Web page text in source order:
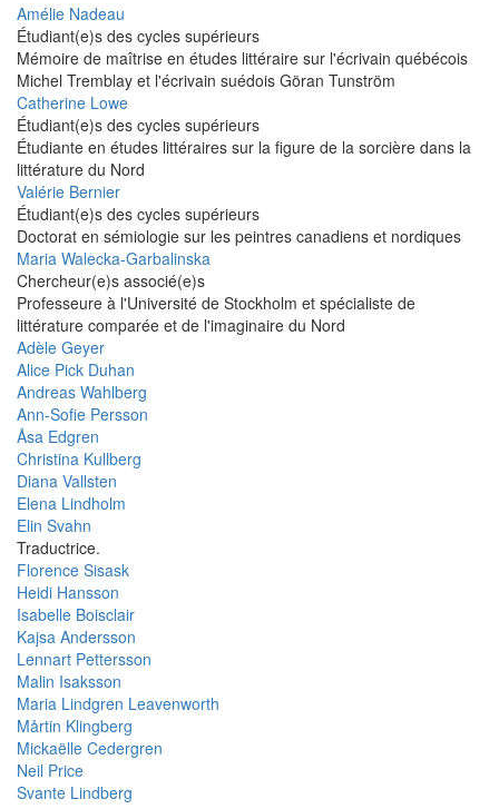
Amélie Nadeau
Étudiant(e)s des cycles supérieurs
Mémoire de maîtrise en études littéraire sur l'écrivain québécois
Michel Tremblay et l'écrivain suédois Göran Tunström
Catherine Lowe
Étudiant(e)s des cycles supérieurs
Étudiante en études littéraires sur la figure de la sorcière dans la
littérature du Nord
Valérie Bernier
Étudiant(e)s des cycles supérieurs
Doctorat en sémiologie sur les peintres canadiens et nordiques
Maria Walecka-Garbalinska
Chercheur(e)s associé(e)s
Professeure à l'Université de Stockholm et spécialiste de
littérature comparée et de l'imaginaire du Nord
Adèle Geyer
Alice Pick Duhan
Andreas Wahlberg
Ann-Sofie Persson
Åsa Edgren
Christina Kullberg
Diana Vallsten
Elena Lindholm
Elin Svahn
Traductrice.
Florence Sisask
Heidi Hansson
Isabelle Boisclair
Kajsa Andersson
Lennart Pettersson
Malin Isaksson
Maria Lindgren Leavenworth
Mårtin Klingberg
Mickaëlle Cedergren
Neil Price
Svante Lindberg